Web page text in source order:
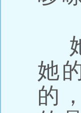
她
她
的